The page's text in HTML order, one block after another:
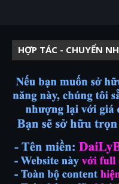
HỢP TÁC - CHUYỂN